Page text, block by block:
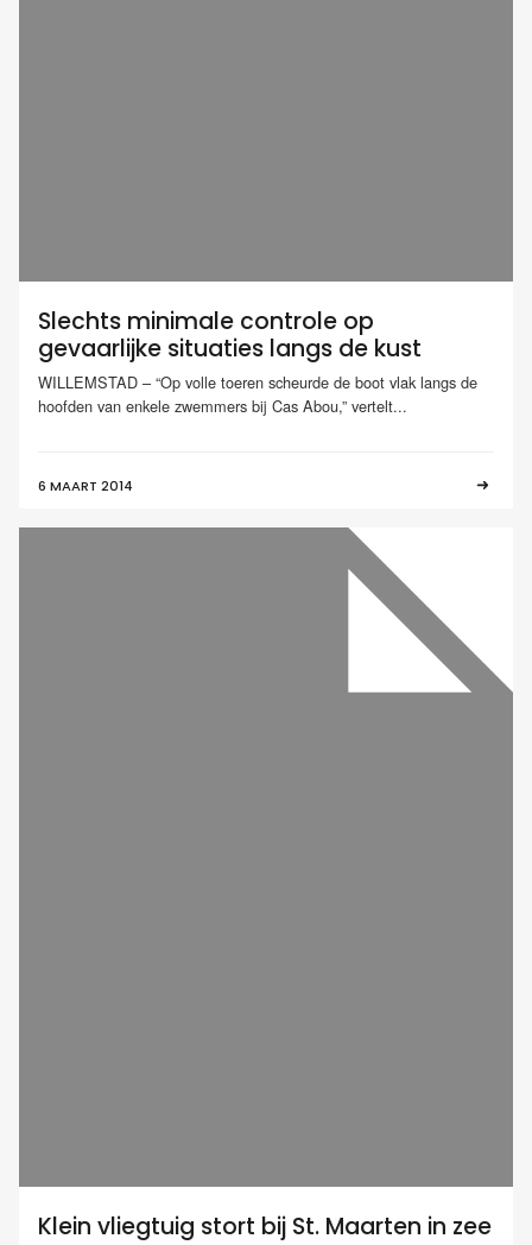
Slechts minimale controle op
gevaarlijke situaties langs de kust
WILLEMSTAD – “Op volle toeren scheurde de boot vlak langs de
hoofden van enkele zwemmers bij Cas Abou,” vertelt...
6 MAART 2014
Klein vliegtuig stort bij St. Maarten in zee